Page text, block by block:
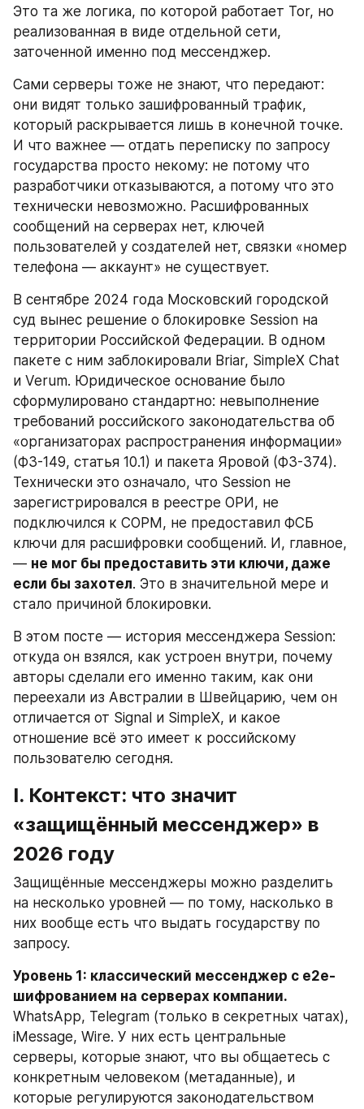
Это та же логика, по которой работает Tor, но
реализованная в виде отдельной сети,
заточенной именно под мессенджер.
Сами серверы тоже не знают, что передают:
они видят только зашифрованный трафик,
который раскрывается лишь в конечной точке.
И что важнее — отдать переписку по запросу
государства просто некому: не потому что
разработчики отказываются, а потому что это
технически невозможно. Расшифрованных
сообщений на серверах нет, ключей
пользователей у создателей нет, связки «номер
телефона — аккаунт» не существует.
В сентябре 2024 года Московский городской
суд вынес решение о блокировке Session на
территории Российской Федерации. В одном
пакете с ним заблокировали Briar, SimpleX Chat
и Verum. Юридическое основание было
сформулировано стандартно: невыполнение
требований российского законодательства об
«организаторах распространения информации»
(ФЗ-149, статья 10.1) и пакета Яровой (ФЗ-374).
Технически это означало, что Session не
зарегистрировался в реестре ОРИ, не
подключился к СОРМ, не предоставил ФСБ
ключи для расшифровки сообщений. И, главное,
— не мог бы предоставить эти ключи, даже
если бы захотел. Это в значительной мере и
стало причиной блокировки.
В этом посте — история мессенджера Session:
откуда он взялся, как устроен внутри, почему
авторы сделали его именно таким, как они
переехали из Австралии в Швейцарию, чем он
отличается от Signal и SimpleX, и какое
отношение всё это имеет к российскому
пользователю сегодня.
I. Контекст: что значит
«защищённый мессенджер» в
2026 году
Защищённые мессенджеры можно разделить
на несколько уровней — по тому, насколько в
них вообще есть что выдать государству по
запросу.
Уровень 1: классический мессенджер с e2e-
шифрованием на серверах компании.
WhatsApp, Telegram (только в секретных чатах),
iMessage, Wire. У них есть центральные
серверы, которые знают, что вы общаетесь с
конкретным человеком (метаданные), и
которые регулируются законодательством